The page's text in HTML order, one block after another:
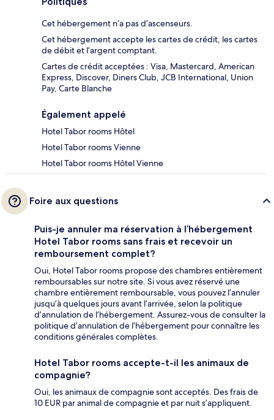
Cet hébergement n’a pas d’ascenseurs.
Cet hébergement accepte les cartes de crédit, les cartes
de débit et l’argent comptant.
Cartes de crédit acceptées : Visa, Mastercard, American
Express, Discover, Diners Club, JCB International, Union
Pay, Carte Blanche
Également appelé
Hotel Tabor rooms Hôtel
Hotel Tabor rooms Vienne
Hotel Tabor rooms Hôtel Vienne
Foire aux questions
Puis-je annuler ma réservation à l’hébergement
Hotel Tabor rooms sans frais et recevoir un
remboursement complet?
Oui, Hotel Tabor rooms propose des chambres entièrement
remboursables sur notre site. Si vous avez réservé une
chambre entièrement remboursable, vous pouvez l’annuler
jusqu’à quelques jours avant l’arrivée, selon la politique
d’annulation de l’hébergement. Assurez-vous de consulter la
politique d’annulation de l’hébergement pour connaître les
conditions générales complètes.
Hotel Tabor rooms accepte-t-il les animaux de
compagnie?
Oui, les animaux de compagnie sont acceptés. Des frais de
10 EUR par animal de compagnie et par nuit s’appliquent.